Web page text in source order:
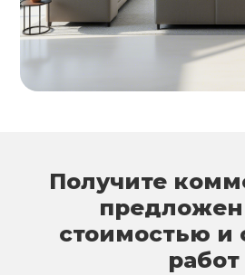
Получите
стоимостью и
работ